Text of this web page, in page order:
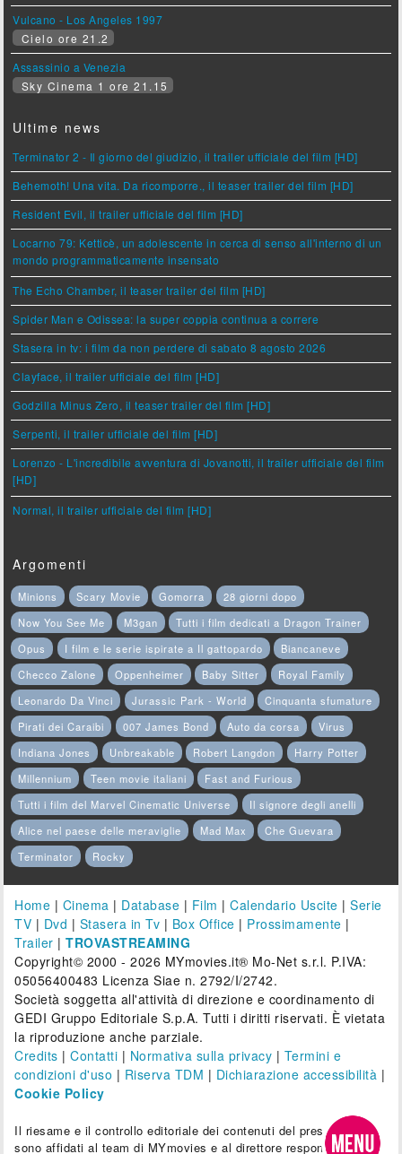
Vulcano - Los Angeles 1997
Cielo ore 21.2
Assassinio a Venezia
Sky Cinema 1 ore 21.15
Ultime news
Terminator 2 - Il giorno del giudizio, il trailer ufficiale del film [HD]
Behemoth! Una vita. Da ricomporre., il teaser trailer del film [HD]
Resident Evil, il trailer ufficiale del film [HD]
Locarno 79: Ketticè, un adolescente in cerca di senso all'interno di un
mondo programmaticamente insensato
The Echo Chamber, il teaser trailer del film [HD]
Spider Man e Odissea: la super coppia continua a correre
Stasera in tv: i film da non perdere di sabato 8 agosto 2026
Clayface, il trailer ufficiale del film [HD]
Godzilla Minus Zero, il teaser trailer del film [HD]
Serpenti, il trailer ufficiale del film [HD]
Lorenzo - L'incredibile avventura di Jovanotti, il trailer ufficiale del film
[HD]
Normal, il trailer ufficiale del film [HD]
Argomenti
Minions Scary Movie Gomorra
28 giorni dopo
Now You See Me
M3gan
Tutti i film dedicati a Dragon Trainer
Opus
I film e le serie ispirate a Il gattopardo
Biancaneve
Checco Zalone
Oppenheimer Baby Sitter
Royal Family
Leonardo Da Vinci
Jurassic Park - World
Cinquanta sfumature
Pirati dei Caraibi
007 James Bond Auto da corsa
Virus
Indiana Jones
Unbreakable Robert Langdon
Harry Potter
Millennium
Teen movie italiani
Fast and Furious
Tutti i film del Marvel Cinematic Universe
Il signore degli anelli
Alice nel paese delle meraviglie
Mad Max
Che Guevara
Terminator
Rocky
Home | Cinema | Database | Film |Calendario Uscite |Serie
TV | Dvd | Stasera in Tv | Box Office | Prossimamente |
Trailer |TROVASTREAMING
Copyright© 2000 - 2026 MYmovies.it® Mo-Net s.r.l. P.IVA:
05056400483 Licenza Siae n. 2792/I/2742.
Società soggetta all'attività di direzione e coordinamento di
GEDI Gruppo Editoriale S.p.A. Tutti i diritti riservati. È vietata
la riproduzione anche parziale.
Credits |Contatti | Normativa sulla privacy | Termini e
condizioni d'uso | Riserva TDM | Dichiarazione accessibilità |
Cookie Policy
Il riesame e il controllo editoriale dei contenuti del presente sito
sono affidati al team di MYmovies e al direttore responsabile.